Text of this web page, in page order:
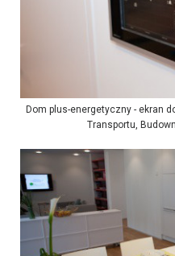
Dom plus-energetyczny - ekran
Transportu,